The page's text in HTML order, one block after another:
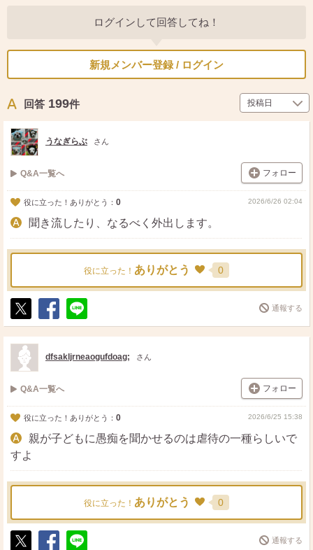
ログインして回答してね！
新規メンバー登録 / ログイン
回答 199件
うなぎらぶ さん
Q&A一覧へ フォロー
役に立った！ありがとう： 0 2026/6/26 02:04
聞き流したり、なるべく外出します。
役に立った！ ありがとう 0
ポ
ス
ト
シ
ェ
送
る
通報する
dfsakljrneaogufdoag; さん
Q&A一覧へ フォロー
役に立った！ありがとう： 0 2026/6/25 15:38
親が子どもに愚痴を聞かせるのは虐待の一種らしいで
すよ
役に立った！ ありがとう 0
通報する